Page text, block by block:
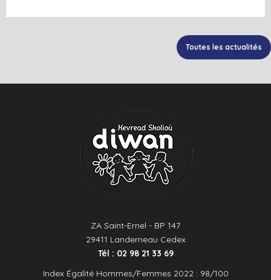
Toutes les actualités
ZA Saint-Ernel - BP 147
29411 Landerneau Cedex
Tél : 02 98 21 33 69
Index Égalité Hommes/Femmes 2022 : 98/100